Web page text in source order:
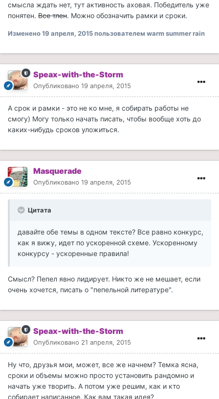
смысла ждать нет, тут активность аховая. Победитель уже
понятен. Все тлен. Можно обозначить рамки и сроки.
Изменено19 апреля, 2015пользователем warm summer rain
Speax-with-the-Storm
Опубликовано 19 апреля, 2015
А срок и рамки - это не ко мне, я собирать работы не
смогу) Могу только начать писать, чтобы вообще хоть до
каких-нибудь сроков уложиться.
Masquerade
Опубликовано 19 апреля, 2015
Цитата
давайте обе темы в одном тексте? Все равно конкурс,
как я вижу, идет по ускоренной схеме. Ускоренному
конкурсу - ускоренные правила!
Смысл? Пепел явно лидирует. Никто же не мешает, если
очень хочется, писать о "пепельной литературе".
Speax-with-the-Storm
Опубликовано 21 апреля, 2015
Ну что, друзья мои, может, все же начнем? Темка ясна,
сроки и объемы можно просто установить рандомно и
начать уже творить. А потом уже решим, как и кто
собирает написанное. Как вам такая идея?